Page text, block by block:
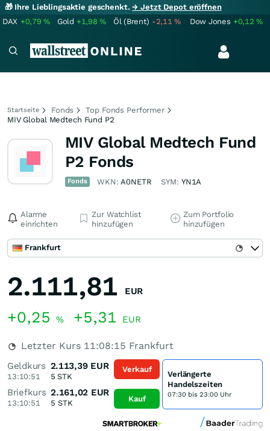
🎁 Ihre Lieblingsaktie geschenkt.→ Jetzt Depot eröffnen
DAX +0,79% Gold +1,98% Öl (Brent) -2,11% Dow Jones +0,12%
Startseite Fonds
Top Fonds Performer
MIV Global Medtech Fund P2
MIV Global Medtech Fund
P2 Fonds
Fonds WKN:A0NETR SYM: YN1A
Alarme
einrichten
Zur Watchlist
hinzufügen
Zum Portfolio
hinzufügen
Frankfurt
2.111,81 EUR
+0,25 % +5,31 EUR
Letzter Kurs 11:08:15 Frankfurt
Geldkurs
13:10:51
2.113,39 EUR
5 STK
Briefkurs
13:10:51
2.161,02 EUR
5 STK
Verkauf
Kauf
Verlängerte
Handelszeiten
07:30 bis 23:00 Uhr